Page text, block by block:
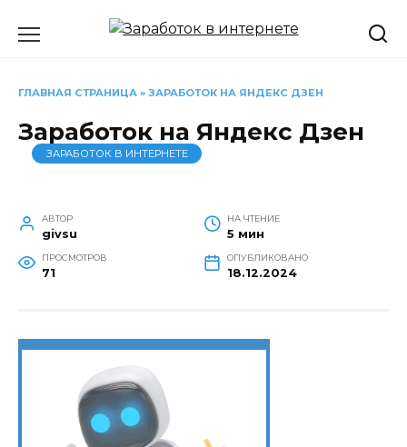
ГЛАВНАЯ СТРАНИЦА » ЗАРАБОТОК НА ЯНДЕКС ДЗЕН
Заработок на Яндекс Дзен
ЗАРАБОТОК В ИНТЕРНЕТЕ
АВТОР
givsu
НА ЧТЕНИЕ
5 мин
ПРОСМОТРОВ
71
ОПУБЛИКОВАНО
18.12.2024